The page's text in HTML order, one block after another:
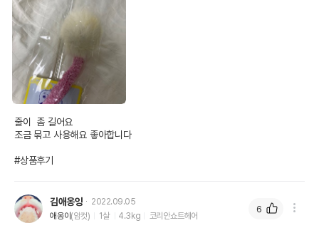
경우 그에 대한 사항
제조국 또는 원산지
제조자,수입품의 경우
수입자를 함께 표기
AS책임자와 전화번호
전화번호
줄이  좀 길어요
조금 묶고 사용해요 좋아합니다
#상품후기
김애옹잉
2022.09.05
애옹이 (암컷) 1살 4.3kg 코리안쇼트헤어
6